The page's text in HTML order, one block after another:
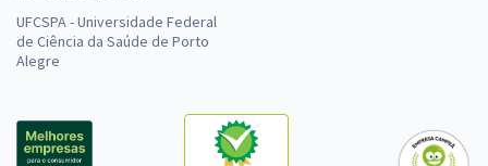
UFCSPA - Universidade Federal
de Ciência da Saúde de Porto
Alegre